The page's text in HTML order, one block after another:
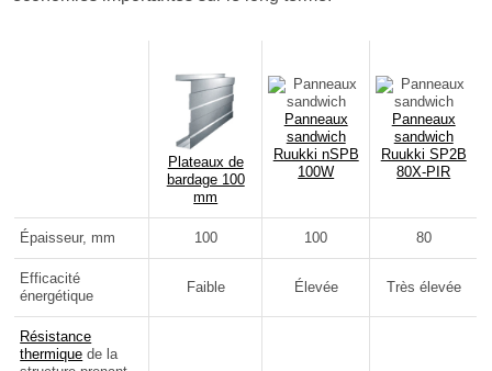
Plateaux de
bardage 100
mm
Panneaux
sandwich
Ruukki nSPB
100W
Panneaux
sandwich
Ruukki SP2B
80X-PIR
Épaisseur, mm 100 100 80
Efficacité
énergétique
Faible Élevée Très élevée
Résistance
thermique de la